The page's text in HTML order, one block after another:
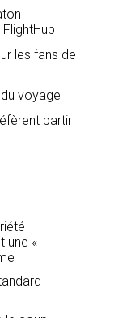
les fans de
voyage
partir
une «